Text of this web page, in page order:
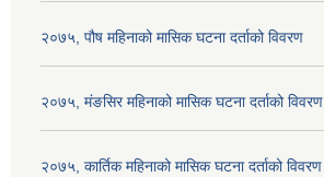
२०७५, पौष महिनाको मासिक घटना दर्ताको विवरण
२०७५, मंङसिर महिनाको मासिक घटना दर्ताको विवरण
२०७५, कार्तिक महिनाको मासिक घटना दर्ताको विवरण